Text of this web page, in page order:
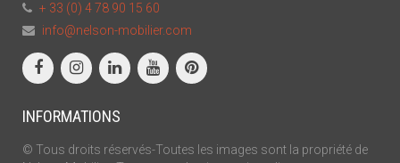
+ 33 (0) 4 78 90 15 60
info@nelson-mobilier.com
INFORMATIONS
© Tous droits réservés-Toutes les images sont la propriété de